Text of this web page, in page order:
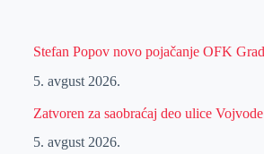
Stefan Popov novo pojačanje OFK
5. avgust 2026.
Zatvoren za saobraćaj deo ulice
5. avgust 2026.